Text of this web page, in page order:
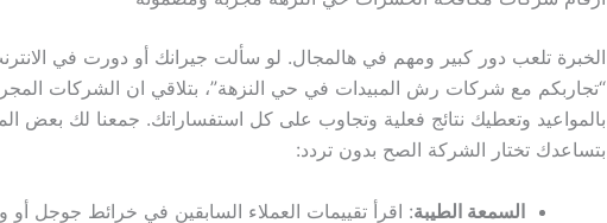
الخبرة تلعب دور كبير ومهم في هالمجال. لو سألت جيرانك أو دورت في
“تجاربكم مع شركات رش المبيدات في حي النزهة”، بتلاقي ان الشركات
بالمواعيد وتعطيك نتائج فعلية وتجاوب على كل استفساراتك. جمعنا لك بعض
بتساعدك تختار الشركة الصح بدون تردد:
السمعة الطيبة: اقرأ تقييمات العملاء السابقين في خرائط جوجل أو